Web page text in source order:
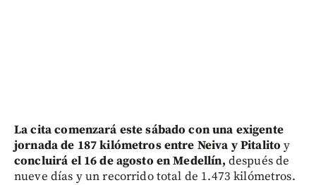
La cita comenzará este sábado con una exigente
jornada de 187 kilómetros entre Neiva y Pitalito y
concluirá el 16 de agosto en Medellín, después de
nueve días y un recorrido total de 1.473 kilómetros.